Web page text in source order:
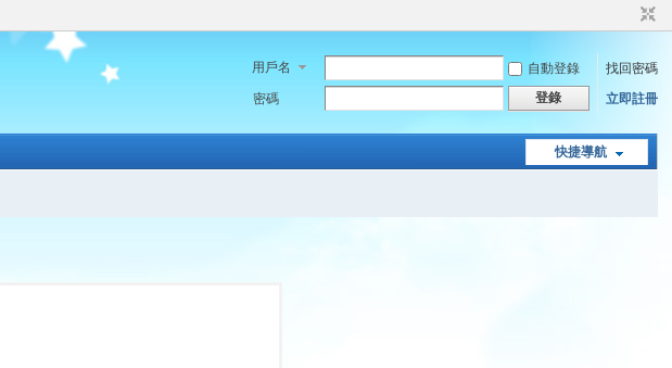
用戶名 自動登錄
找回密碼
密碼
登錄 立即註冊
快捷導航